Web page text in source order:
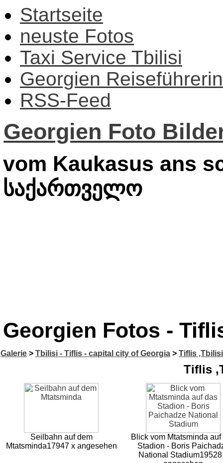
Startseite
neuste Fotos
Taxi Service Tbilisi
Georgien Reiseführerin
RSS-Feed
Georgien Foto
vom Kaukasus ans
საქართველო
Georgien Fotos -
Galerie > Tbilisi - Tiflis - capital city of Georgia > Tiflis
Tiflis
Seilbahn auf dem
Mtatsminda17947 x angesehen
Blick vom Mtatsminda auf
Stadion - Boris
National Stadium